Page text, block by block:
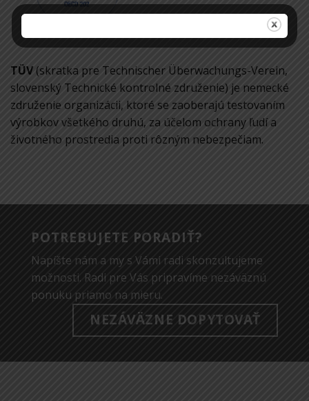
TÜV (skratka pre Technischer Überwachungs-Verein,
slovenský Technické kontrolné združenie) je nemecké
združenie organizácii, ktoré se zaoberajú testovaním
výrobkov všetkého druhú, za účelom ochrany ľudí a
životného prostredia proti rôzným nebezpečiam.
POTREBUJETE PORADIŤ?
Napíšte nám a my s Vámi radi skonzultujeme
možnosti. Radi pre Vás pripravíme nezáväznú
ponuku priamo na mieru.
NEZÁVÄZNE DOPYTOVAŤ